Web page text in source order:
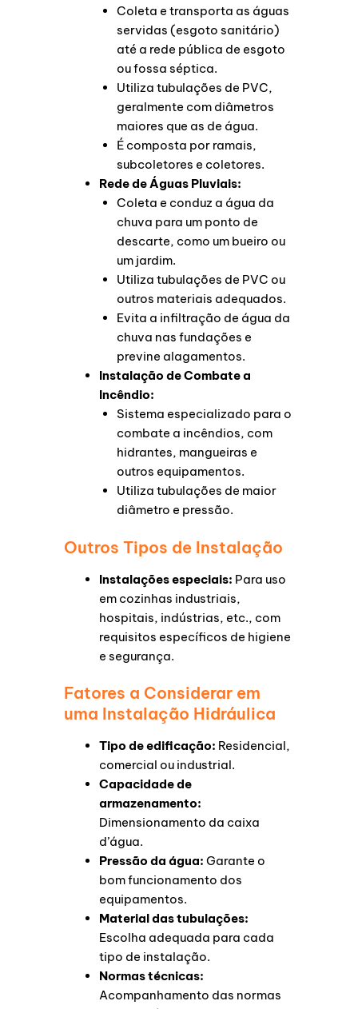
Coleta e transporta as águas
servidas (esgoto sanitário)
até a rede pública de esgoto
ou fossa séptica.
Utiliza tubulações de PVC,
geralmente com diâmetros
maiores que as de água.
É composta por ramais,
subcoletores e coletores.
Rede de Águas Pluviais:
Coleta e conduz a água da
chuva para um ponto de
descarte, como um bueiro ou
um jardim.
Utiliza tubulações de PVC ou
outros materiais adequados.
Evita a infiltração de água da
chuva nas fundações e
previne alagamentos.
Instalação de Combate a
Incêndio:
Sistema especializado para o
combate a incêndios, com
hidrantes, mangueiras e
outros equipamentos.
Utiliza tubulações de maior
diâmetro e pressão.
Outros Tipos de Instalação
Instalações especiais: Para uso
em cozinhas industriais,
hospitais, indústrias, etc., com
requisitos específicos de higiene
e segurança.
Fatores a Considerar em
uma Instalação Hidráulica
Tipo de edificação: Residencial,
comercial ou industrial.
Capacidade de
armazenamento:
Dimensionamento da caixa
d’água.
Pressão da água: Garante o
bom funcionamento dos
equipamentos.
Material das tubulações:
Escolha adequada para cada
tipo de instalação.
Normas técnicas:
Acompanhamento das normas